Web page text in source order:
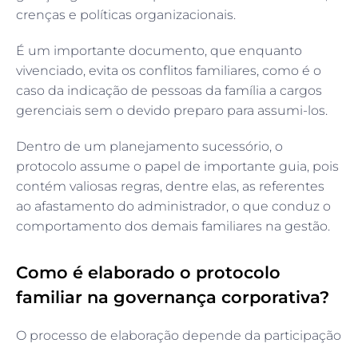
crenças e políticas organizacionais.
É um importante documento, que enquanto
vivenciado, evita os conflitos familiares, como é o
caso da indicação de pessoas da família a cargos
gerenciais sem o devido preparo para assumi-los.
Dentro de um planejamento sucessório, o
protocolo assume o papel de importante guia, pois
contém valiosas regras, dentre elas, as referentes
ao afastamento do administrador, o que conduz o
comportamento dos demais familiares na gestão.
Como é elaborado o protocolo
familiar na governança corporativa?
O processo de elaboração depende da participação